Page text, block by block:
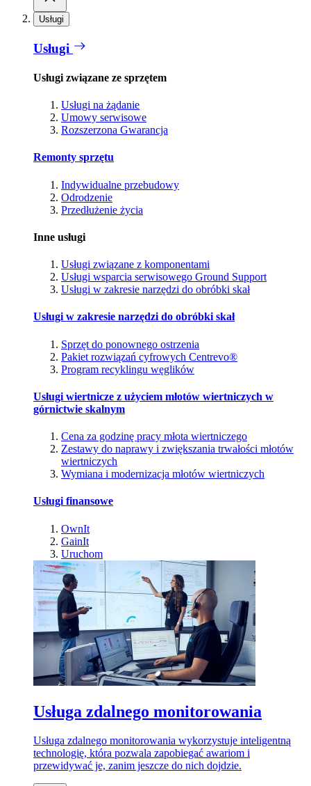
Usługi
Usługi
Usługi związane ze sprzętem
Usługi na żądanie
Umowy serwisowe
Rozszerzona Gwarancja
Remonty sprzętu
Indywidualne przebudowy
Odrodzenie
Przedłużenie życia
Inne usługi
Usługi związane z komponentami
Usługi wsparcia serwisowego Ground Support
Usługi w zakresie narzędzi do obróbki skał
Usługi w zakresie narzędzi do obróbki skał
Sprzęt do ponownego ostrzenia
Pakiet rozwiązań cyfrowych Centrevo®
Program recyklingu węglików
Usługi wiertnicze z użyciem młotów wiertniczych w
górnictwie skalnym
Cena za godzinę pracy młota wiertniczego
Zestawy do naprawy i zwiększania trwałości młotów
wiertniczych
Wymiana i modernizacja młotów wiertniczych
Usługi finansowe
OwnIt
GainIt
Uruchom
Usługa zdalnego monitorowania
Usługa zdalnego monitorowania wykorzystuje inteligentną
technologię, która pozwala zapobiegać awariom i
przewidywać je, zanim jeszcze do nich dojdzie.